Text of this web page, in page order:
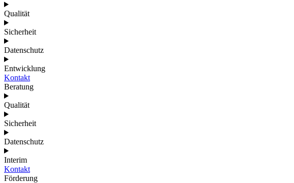
Qualität
Sicherheit
Datenschutz
Entwicklung
Kontakt
Beratung
Qualität
Sicherheit
Datenschutz
Interim
Kontakt
Förderung